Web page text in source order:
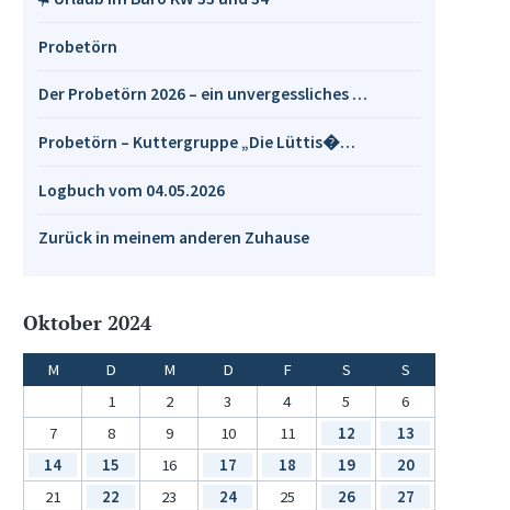
Probetörn
Der Probetörn 2026 – ein unvergessliches …
Probetörn – Kuttergruppe „Die Lüttis�…
Logbuch vom 04.05.2026
Zurück in meinem anderen Zuhause
Oktober 2024
M D M D F S
S
1
2 3 4 5
6
7
8 9 10 11 12
13
14
15 16 17 18 19
20
21
22 23 24 25 26
27